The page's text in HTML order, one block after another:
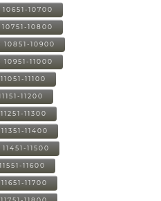
10651-10700
10751-10800
10851-10900
10951-11000
11100
11200
11300
11400
11500
11600
11700